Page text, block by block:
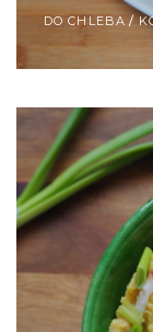
DO CHLEBA /